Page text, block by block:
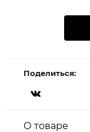
Поделиться:
О товаре